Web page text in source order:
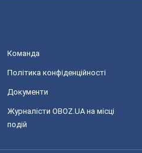
Команда
Політика конфіденційності
Документи
Журналісти OBOZ.UA на місці
подій